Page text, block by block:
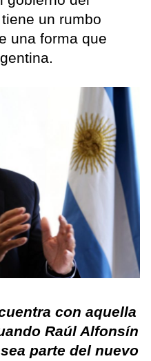
un rumbo
una forma que
con aquella
Raúl Alfonsín
parte del nuevo